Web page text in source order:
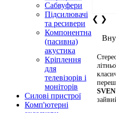
Сабвуфери
Підсилювачі
та ресивери
Компонентна
(пасивна)
акустика
Кріплення
для
телевізорів і
моніторів
Силові пристрої
Комп'ютерні
❮ ❯